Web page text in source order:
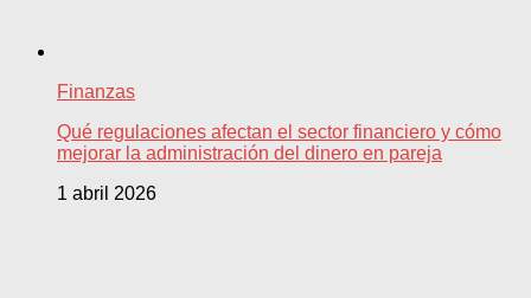
Finanzas
Qué regulaciones afectan el sector financiero y cómo
mejorar la administración del dinero en pareja
1 abril 2026